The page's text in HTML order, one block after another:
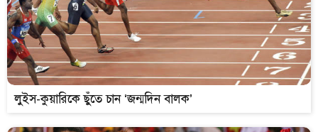
লুইস-কুয়ারিকে ছুঁতে চান ‘জন্মদিন বালক’